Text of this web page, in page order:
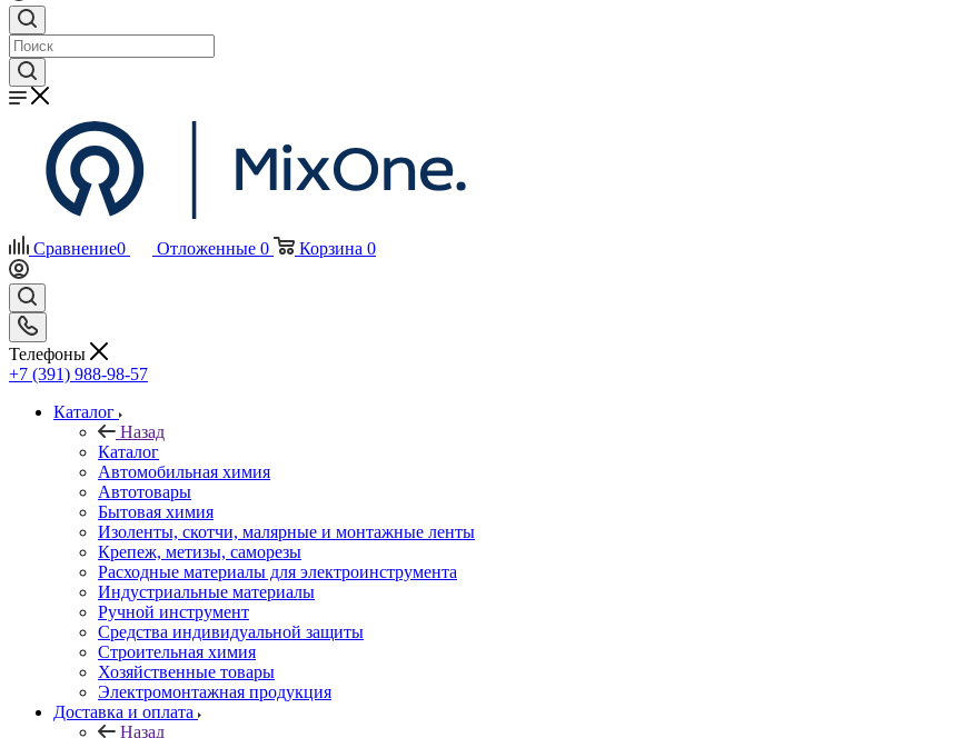
Сравнение0 Отложенные 0 Корзина 0
Телефоны
+7 (391) 988-98-57
Каталог
Назад
Каталог
Автомобильная химия
Автотовары
Бытовая химия
Изоленты, скотчи, малярные и монтажные ленты
Крепеж, метизы, саморезы
Расходные материалы для электроинструмента
Индустриальные материалы
Ручной инструмент
Средства индивидуальной защиты
Строительная химия
Хозяйственные товары
Электромонтажная продукция
Доставка и оплата
Назад